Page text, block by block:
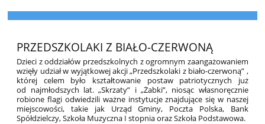
PRZEDSZKOLAKI Z BIAŁO-CZERWONĄ
Dzieci z oddziałów przedszkolnych z ogromnym zaangażowaniem
wzięły udział w wyjątkowej akcji „Przedszkolaki z biało-czerwoną” ,
której celem było kształtowanie postaw patriotycznych już
od najmłodszych lat. „Skrzaty” i „Żabki”, niosąc własnoręcznie
robione flagi odwiedzili ważne instytucje znajdujące się w naszej
miejscowości, takie jak Urząd Gminy, Poczta Polska, Bank
Spółdzielczy, Szkoła Muzyczna I stopnia oraz Szkoła Podstawowa.